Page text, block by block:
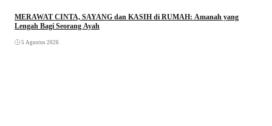
MERAWAT CINTA, SAYANG dan KASIH di RUMAH: Amanah yang
Lengah Bagi Seorang Ayah
5 Agustus 2026